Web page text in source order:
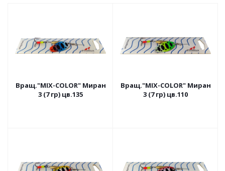
Вращ."MIX-COLOR" Миран
3 (7 гр) цв.135
Вращ."MIX-COLOR" Миран
3 (7 гр) цв.110